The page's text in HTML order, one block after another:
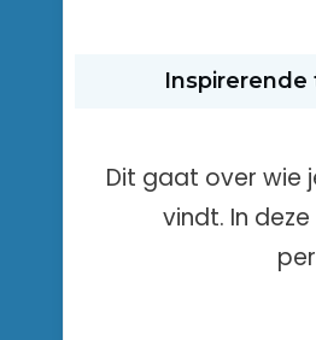
Dit gaat over wie
vindt. In